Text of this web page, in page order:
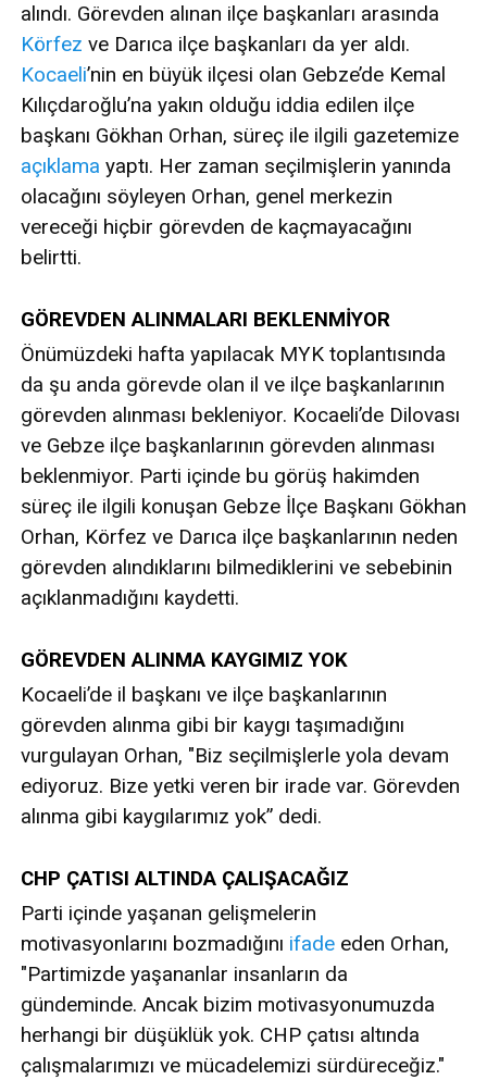
alındı. Görevden alınan ilçe başkanları arasında
Körfez ve Darıca ilçe başkanları da yer aldı.
Kocaeli’nin en büyük ilçesi olan Gebze’de Kemal
Kılıçdaroğlu’na yakın olduğu iddia edilen ilçe
başkanı Gökhan Orhan, süreç ile ilgili gazetemize
açıklama yaptı. Her zaman seçilmişlerin yanında
olacağını söyleyen Orhan, genel merkezin
vereceği hiçbir görevden de kaçmayacağını
belirtti.
GÖREVDEN ALINMALARI BEKLENMİYOR
Önümüzdeki hafta yapılacak MYK toplantısında
da şu anda görevde olan il ve ilçe başkanlarının
görevden alınması bekleniyor. Kocaeli’de Dilovası
ve Gebze ilçe başkanlarının görevden alınması
beklenmiyor. Parti içinde bu görüş hakimden
süreç ile ilgili konuşan Gebze İlçe Başkanı Gökhan
Orhan, Körfez ve Darıca ilçe başkanlarının neden
görevden alındıklarını bilmediklerini ve sebebinin
açıklanmadığını kaydetti.
GÖREVDEN ALINMA KAYGIMIZ YOK
Kocaeli’de il başkanı ve ilçe başkanlarının
görevden alınma gibi bir kaygı taşımadığını
vurgulayan Orhan, "Biz seçilmişlerle yola devam
ediyoruz. Bize yetki veren bir irade var. Görevden
alınma gibi kaygılarımız yok” dedi.
CHP ÇATISI ALTINDA ÇALIŞACAĞIZ
Parti içinde yaşanan gelişmelerin
motivasyonlarını bozmadığını ifade eden Orhan,
"Partimizde yaşananlar insanların da
gündeminde. Ancak bizim motivasyonumuzda
herhangi bir düşüklük yok. CHP çatısı altında
çalışmalarımızı ve mücadelemizi sürdüreceğiz."